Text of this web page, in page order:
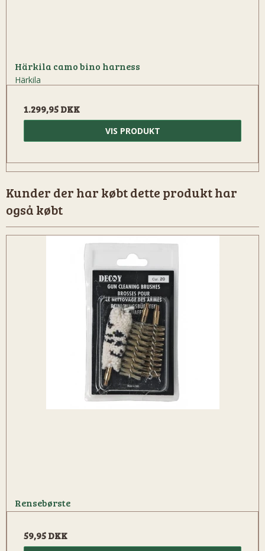
Härkila camo bino harness
Härkila
1.299,95 DKK
VIS PRODUKT
Kunder der har købt dette produkt har
også købt
Rensebørste
59,95 DKK